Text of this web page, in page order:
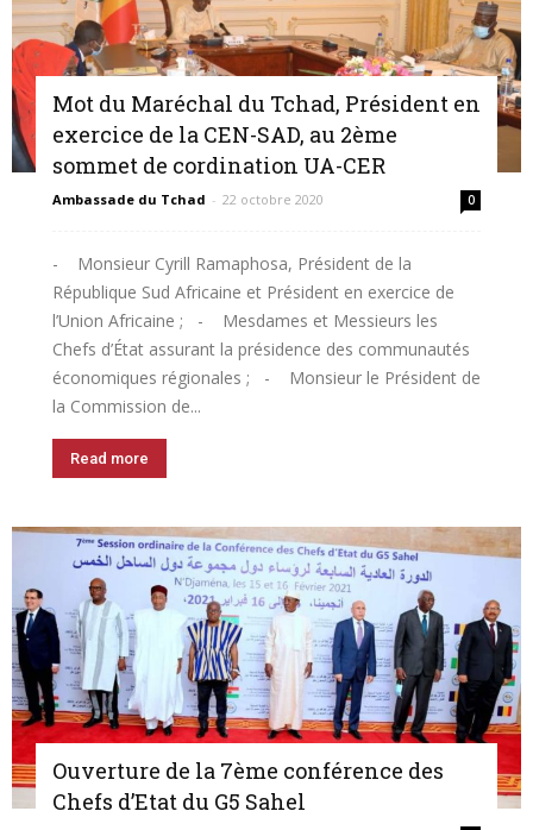
Mot du Maréchal du Tchad, Président en
exercice de la CEN-SAD, au 2ème
sommet de cordination UA-CER
Ambassade du Tchad - 22 octobre 2020 0
- Monsieur Cyrill Ramaphosa, Président de la
République Sud Africaine et Président en exercice de
l’Union Africaine ; - Mesdames et Messieurs les
Chefs d’État assurant la présidence des communautés
économiques régionales ; - Monsieur le Président de
la Commission de...
Read more
Ouverture de la 7ème conférence des
Chefs d’Etat du G5 Sahel